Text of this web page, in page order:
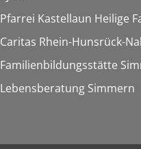
Pfarrei Kastellaun Heilige
Caritas Rhein-Hunsrück-
Familienbildungsstätte
Lebensberatung Simmern